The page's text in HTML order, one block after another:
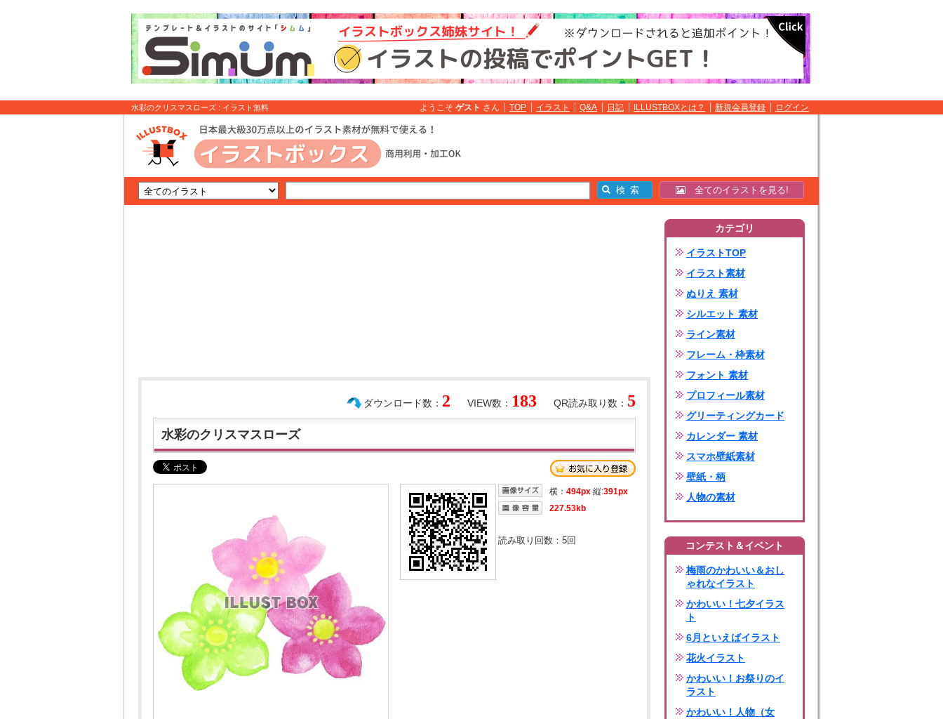
水彩のクリスマスローズ : イラスト無料 ようこそ ゲスト さん TOP イラスト Q&A 日記 ILLUSTBOXとは？ 新規会員登録 ログイン
全てのイラストを見る!
QR読み取り数： 5
VIEW数： 183
ダウンロード数： 2
水彩のクリスマスローズ
横： 494px 縦:391px
227.53kb
読み取り回数： 5回
カテゴリ
イラストTOP
イラスト素材
ぬりえ 素材
シルエット 素材
ライン素材
フレーム・枠素材
フォント 素材
プロフィール素材
グリーティングカード
カレンダー 素材
スマホ壁紙素材
壁紙・柄
人物の素材
コンテスト＆イベント
梅雨のかわいい＆おし
ゃれなイラスト
かわいい！七夕イラス
ト
6月といえばイラスト
花火イラスト
かわいい！お祭りのイ
ラスト
かわいい！人物（女